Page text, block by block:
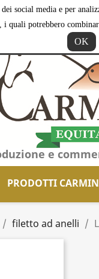
social media e per
quali potrebbero
OK
e
PRODOTTI
filetto ad anelli